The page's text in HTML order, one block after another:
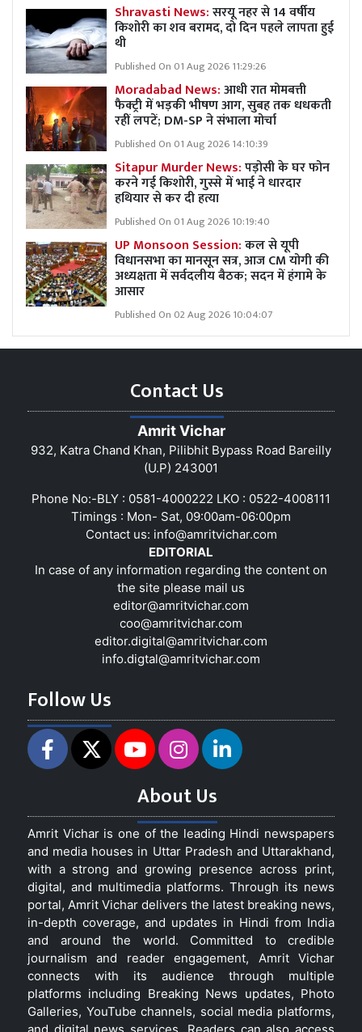
Shravasti News:सरयू नहर से 14 वर्षीय
किशोरी का शव बरामद, दो दिन पहले लापता हुई
थी
Published On 01 Aug 2026 11:29:26
Moradabad News:आधी रात मोमबत्ती
फैक्ट्री में भड़की भीषण आग, सुबह तक धधकती
रहीं लपटें; DM-SP ने संभाला मोर्चा
Published On 01 Aug 2026 14:10:39
Sitapur Murder News:पड़ोसी के घर फोन
करने गई किशोरी, गुस्से में भाई ने धारदार
हथियार से कर दी हत्या
Published On 01 Aug 2026 10:19:40
UP Monsoon Session:कल से यूपी
विधानसभा का मानसून सत्र, आज CM योगी की
अध्यक्षता में सर्वदलीय बैठक; सदन में हंगामे के
आसार
Published On 02 Aug 2026 10:04:07
Contact Us
Amrit Vichar
932, Katra Chand Khan, Pilibhit Bypass Road Bareilly
(U.P) 243001
Phone No:-BLY : 0581-4000222 LKO : 0522-4008111
Timings : Mon- Sat, 09:00am-06:00pm
Contact us: info@amritvichar.com
EDITORIAL
In case of any information regarding the content on
the site please mail us
editor@amritvichar.com
coo@amritvichar.com
editor.digital@amritvichar.com
info.digtal@amritvichar.com
Follow Us
About Us
Amrit Vichar is one of the leading Hindi newspapers
and media houses in Uttar Pradesh and Uttarakhand,
with a strong and growing presence across print,
digital, and multimedia platforms. Through its news
portal, Amrit Vichar delivers the latest breaking news,
in-depth coverage, and updates in Hindi from India
and around the world. Committed to credible
journalism and reader engagement, Amrit Vichar
connects with its audience through multiple
platforms including Breaking News updates, Photo
Galleries, YouTube channels, social media platforms,
and digital news services. Readers can also access